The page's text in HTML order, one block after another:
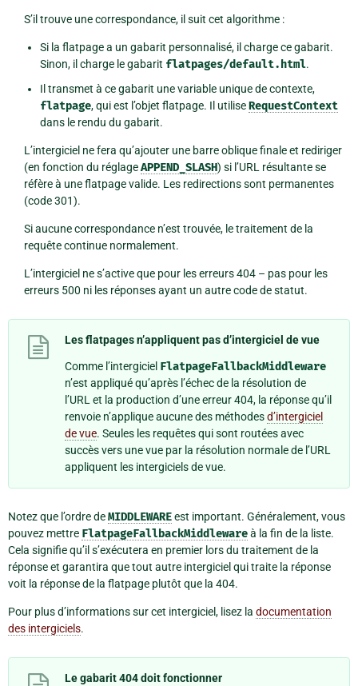
S’il trouve une correspondance, il suit cet algorithme :
Si la flatpage a un gabarit personnalisé, il charge ce gabarit.
Sinon, il charge le gabarit flatpages/default.html.
Il transmet à ce gabarit une variable unique de contexte,
flatpage, qui est l’objet flatpage. Il utiliseRequestContext
dans le rendu du gabarit.
L’intergiciel ne fera qu’ajouter une barre oblique finale et rediriger
(en fonction du réglageAPPEND_SLASH) si l’URL résultante se
réfère à une flatpage valide. Les redirections sont permanentes
(code 301).
Si aucune correspondance n’est trouvée, le traitement de la
requête continue normalement.
L’intergiciel ne s’active que pour les erreurs 404 – pas pour les
erreurs 500 ni les réponses ayant un autre code de statut.
Les flatpages n’appliquent pas d’intergiciel de vue
Comme l’intergiciel FlatpageFallbackMiddleware
n’est appliqué qu’après l’échec de la résolution de
l’URL et la production d’une erreur 404, la réponse qu’il
renvoie n’applique aucune des méthodesd’intergiciel
de vue. Seules les requêtes qui sont routées avec
succès vers une vue par la résolution normale de l’URL
appliquent les intergiciels de vue.
Notez que l’ordre deMIDDLEWAREest important. Généralement, vous
pouvez mettre FlatpageFallbackMiddlewareà la fin de la liste.
Cela signifie qu’il s’exécutera en premier lors du traitement de la
réponse et garantira que tout autre intergiciel qui traite la réponse
voit la réponse de la flatpage plutôt que la 404.
Pour plus d’informations sur cet intergiciel, lisez la documentation
des intergiciels.
Le gabarit 404 doit fonctionner